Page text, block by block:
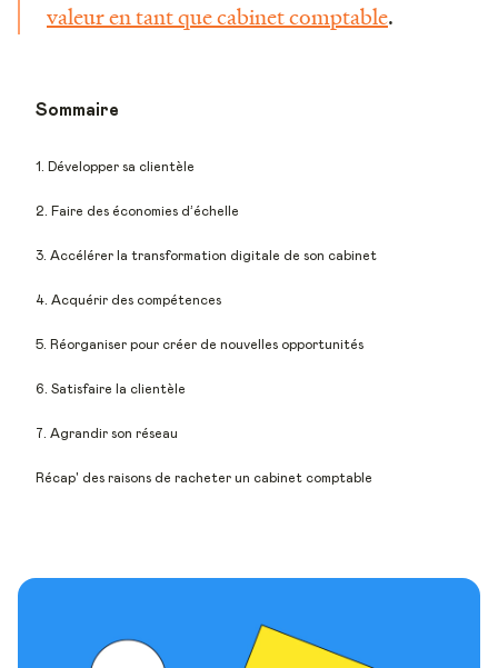
valeur en tant que cabinet comptable.
Sommaire
1. Développer sa clientèle
2. Faire des économies d’échelle
3. Accélérer la transformation digitale de son cabinet
4. Acquérir des compétences
5. Réorganiser pour créer de nouvelles opportunités
6. Satisfaire la clientèle
7. Agrandir son réseau
Récap' des raisons de racheter un cabinet comptable